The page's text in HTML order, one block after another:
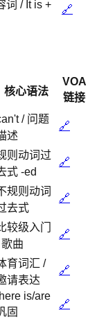
词 / It is +
🔗
核心语法
VOA
链接
/ 问题
述
🔗
则动词过
式 -ed
🔗
规则动词
去式
🔗
较级入门
曲
🔗
育词汇 /
请表达
🔗
is/are
固
🔗